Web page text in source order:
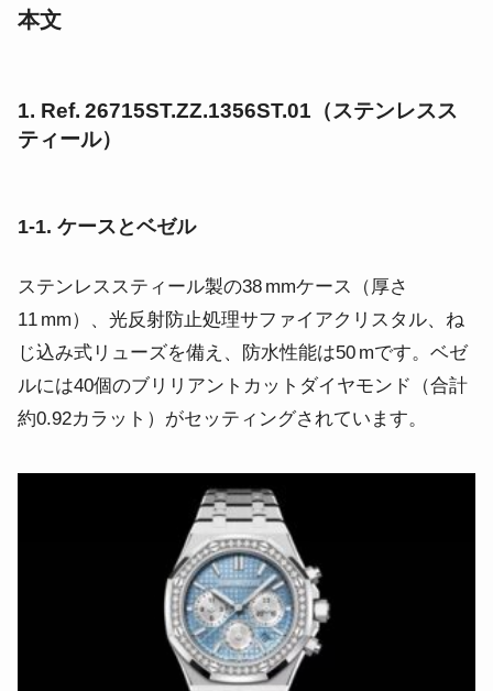
本文
1. Ref. 26715ST.ZZ.1356ST.01（ステンレスス
ティール）
1‑1. ケースとベゼル
ステンレススティール製の38 mmケース（厚さ
11 mm）、光反射防止処理サファイアクリスタル、ね
じ込み式リューズを備え、防水性能は50 mです。ベゼ
ルには40個のブリリアントカットダイヤモンド（合計
約0.92カラット）がセッティングされています。